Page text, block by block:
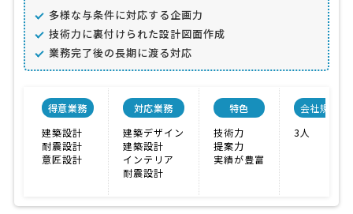
多様な与条件に対応する企画力
技術力に裏付けられた設計図面作成
業務完了後の長期に渡る対応
得意業務
建築設計
耐震設計
意匠設計
対応業務
建築デザイン
建築設計
インテリア
耐震設計
特色
技術力
提案力
実績が豊富
会社規模
3人